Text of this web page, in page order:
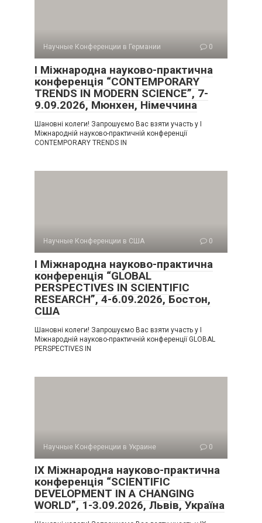
Научные Конференции в Германии 0
I Міжнародна науково-практична
конференція “CONTEMPORARY
TRENDS IN MODERN SCIENCE”, 7-
9.09.2026, Мюнхен, Німеччина
Шановні колеги! Запрошуємо Вас взяти участь у I
Міжнародній науково-практичній конференції
CONTEMPORARY TRENDS IN
Научные Конференции в США 0
I Міжнародна науково-практична
конференція “GLOBAL
PERSPECTIVES IN SCIENTIFIC
RESEARCH”, 4-6.09.2026, Бостон,
США
Шановні колеги! Запрошуємо Вас взяти участь у I
Міжнародній науково-практичній конференції GLOBAL
PERSPECTIVES IN
Научные Конференции в Украине 0
IX Міжнародна науково-практична
конференція “SCIENTIFIC
DEVELOPMENT IN A CHANGING
WORLD”, 1-3.09.2026, Львів, Україна